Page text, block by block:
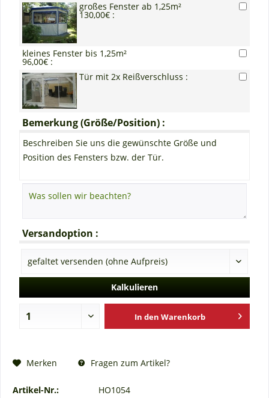
großes Fenster ab 1,25m²
130,00€ :
kleines Fenster bis 1,25m²
96,00€ :
Tür mit 2x Reißverschluss :
Bemerkung (Größe/Position) :
Beschreiben Sie uns die gewünschte Größe und
Position des Fensters bzw. der Tür.
Versandoption :
Kalkulieren
In den Warenkorb
Merken Fragen zum Artikel?
Artikel-Nr.: HO1054